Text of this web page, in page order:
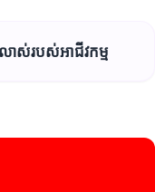
ាស់របស់អាជីវកម្ម